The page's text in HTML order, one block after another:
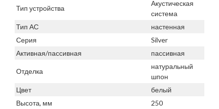
Тип устройства
Акустическая
система
Тип АС
настенная
Серия
Silver
Активная/пассивная
пассивная
Отделка
натуральный
шпон
Цвет
белый
Высота, мм
250